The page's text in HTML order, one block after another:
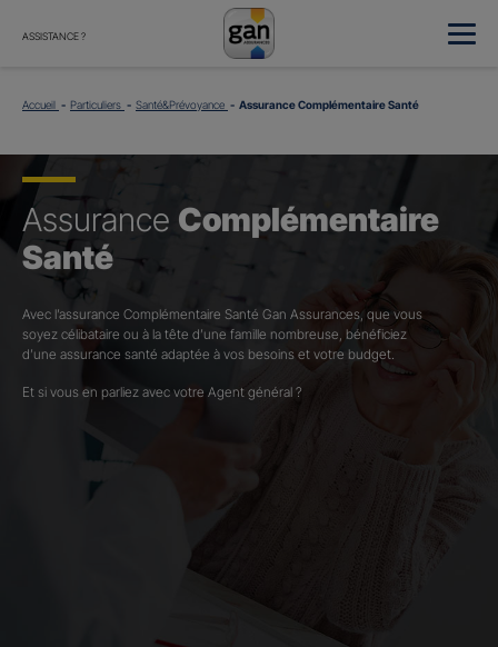
ASSISTANCE ?
Accueil Particuliers Santé&Prévoyance Assurance Complémentaire Santé
Assurance Complémentaire
Santé
Avec l’assurance Complémentaire Santé Gan Assurances, que vous
soyez célibataire ou à la tête d’une famille nombreuse, bénéficiez
d’une assurance santé adaptée à vos besoins et votre budget.​
Et si vous en parliez avec votre Agent général ?